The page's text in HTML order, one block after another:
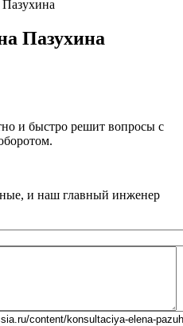
Пазухина
Пазухина
и быстро решит вопросы с
и наш главный инженер